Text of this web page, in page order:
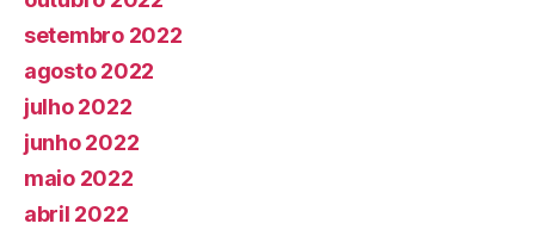
setembro 2022
agosto 2022
julho 2022
junho 2022
maio 2022
abril 2022